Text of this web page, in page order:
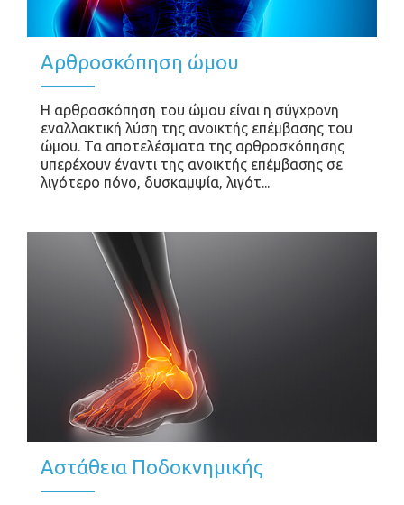
Αρθροσκόπηση ώμου
Η αρθροσκόπηση του ώμου είναι η σύγχρονη
εναλλακτική λύση της ανοικτής επέμβασης του
ώμου. Τα αποτελέσματα της αρθροσκόπησης
υπερέχουν έναντι της ανοικτής επέμβασης σε
λιγότερο πόνο, δυσκαμψία, λιγότ...
Αστάθεια Ποδοκνημικής